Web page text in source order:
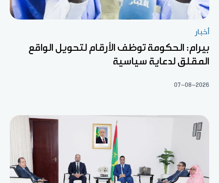
أخبار
بيرام: الحكومة توظف الأرقام لتحويل الواقع
المقلق لدعاية سياسية
07-08-2026